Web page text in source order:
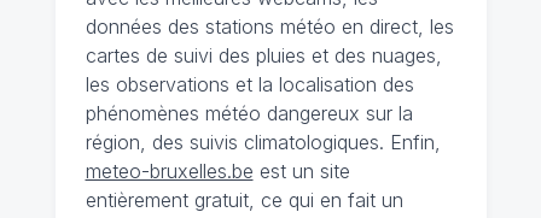
données des stations météo en direct, les
cartes de suivi des pluies et des nuages,
les observations et la localisation des
phénomènes météo dangereux sur la
région, des suivis climatologiques. Enfin,
meteo-bruxelles.be est un site
entièrement gratuit, ce qui en fait un